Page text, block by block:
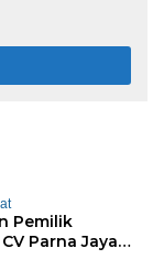
Pemilik
Parna Jaya